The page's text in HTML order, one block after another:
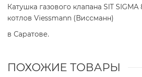
Катушка газового клапана SIT
котлов Viessmann (Виссманн)
в Саратове.
ПОХОЖИЕ ТОВАРЫ